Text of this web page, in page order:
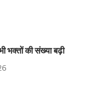
भक्तों की संख्या बढ़ी